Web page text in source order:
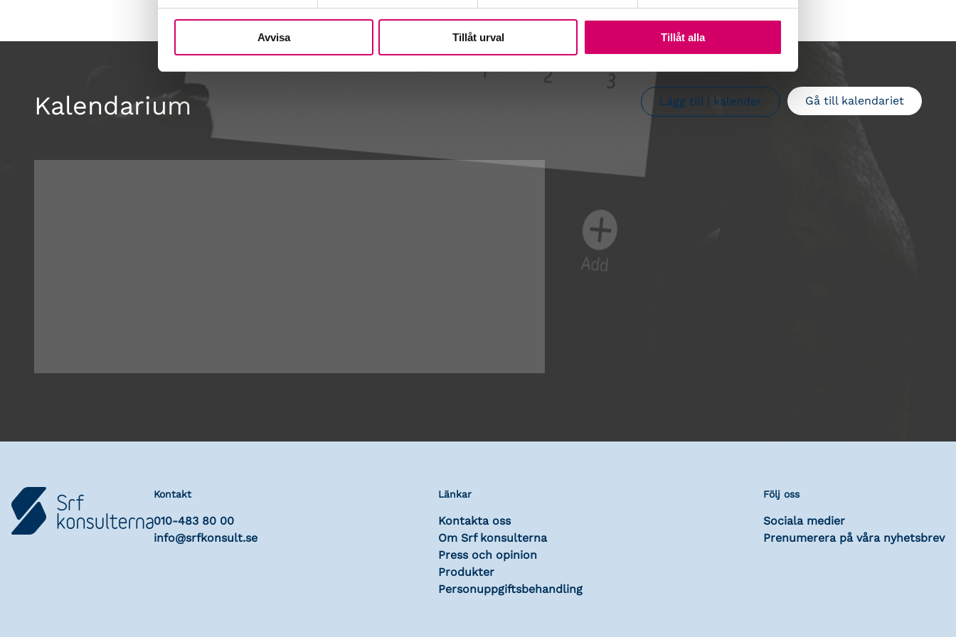
Avvisa Tillåt urval Tillåt alla
Kalendarium Gå till kalendariet
Lägg till i kalender
Kontakt
010-483 80 00
info@srfkonsult.se
Länkar
Kontakta oss
Om Srf konsulterna
Press och opinion
Produkter
Personuppgiftsbehandling
Följ oss
Sociala medier
Prenumerera på våra nyhetsbrev